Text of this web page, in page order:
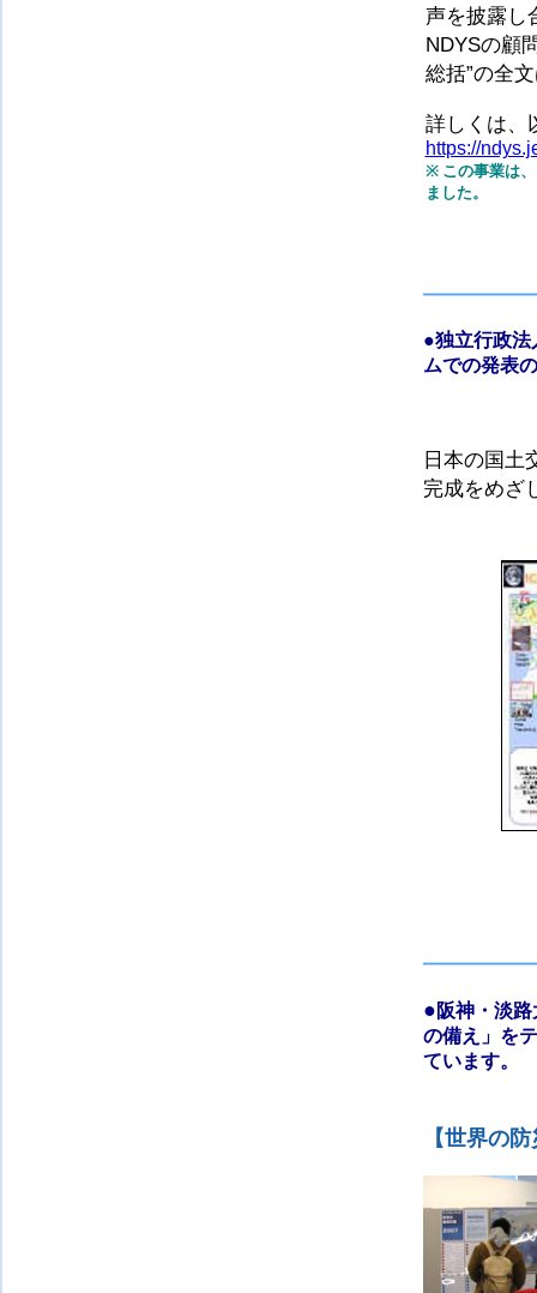
声を披露し
NDYSの顧
総括”の全
詳しくは、
https://
※ この事業は
ました。
●独立行政
ムでの発表
日本の国土
完成をめざ
●阪神・淡
の備え」を
ています。
【世界の